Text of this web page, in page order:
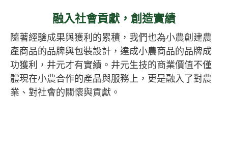
融入社會貢獻，創造實績
隨著經驗成果與獲利的累積，我們也為小農創建農
產商品的品牌與包裝設計，達成小農商品的品牌成
功獲利，井元才有實績。井元生技的商業價值不僅
體現在小農合作的產品與服務上，更是融入了對農
業、對社會的關懷與貢獻。